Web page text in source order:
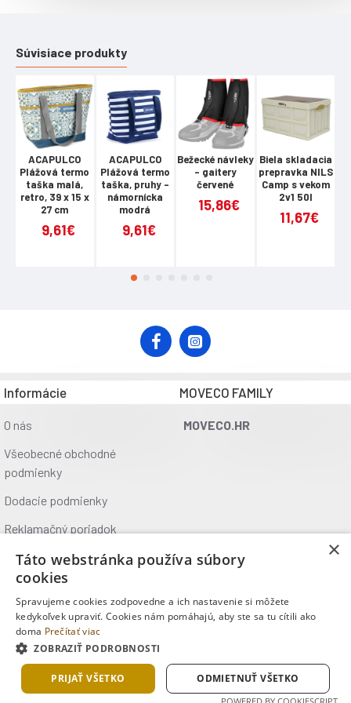
Hĺbka: 19 cm
Hmotnosť: 250 g
Objem: 32l
Hlavný oddiel s tepelnou izoláciou: áno
Rukoväť: áno
Nie je určené na komerčné použitie
Súvisiace produkty
ACAPULCO
Plážová termo
taška malá,
retro, 39 x 15 x
27 cm
9,61€
ACAPULCO
Plážová termo
taška, pruhy -
námornícka
modrá
9,61€
Bežecké návleky
- gaitery
červené
15,86€
Biela skladacia
prepravka NILS
Camp s vekom
2v1 50l
11,67€
Informácie
O nás
Všeobecné obchodné
podmienky
Dodacie podmienky
Reklamačný poriadok
Ochrana údajov
Kontakt
Kde nás nájdete
MOVECO FAMILY
MOVECO.HR
Copyright © 2025, MOVECO s.r.o., Všetky práva vyhradené
×
Táto webstránka používa súbory
cookies
Spravujeme cookies zodpovedne a ich nastavenie si môžete
kedykoľvek upraviť. Cookies nám pomáhajú, aby ste sa tu cítili ako
doma Prečítať viac
ZOBRAZIŤ PODROBNOSTI
PRIJAŤ VŠETKO ODMIETNUŤ VŠETKO